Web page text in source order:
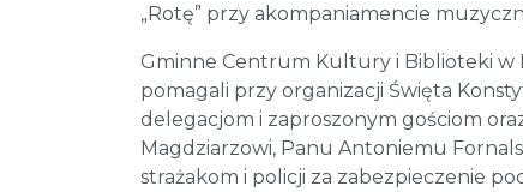
„Rotę” przy akompaniamencie
Gminne Centrum Kultury i Biblioteki w
pomagali przy organizacji Święta
delegacjom i zaproszonym gościom
Magdziarzowi, Panu Antoniemu
strażakom i policji za zabezpieczenie